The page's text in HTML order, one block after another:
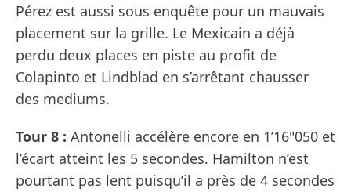
Pérez est aussi sous enquête pour un mauvais
placement sur la grille. Le Mexicain a déjà
perdu deux places en piste au profit de
Colapinto et Lindblad en s’arrêtant chausser
des mediums.
Tour 8 : Antonelli accélère encore en 1’16"050 et
l’écart atteint les 5 secondes. Hamilton n’est
pourtant pas lent puisqu’il a près de 4 secondes